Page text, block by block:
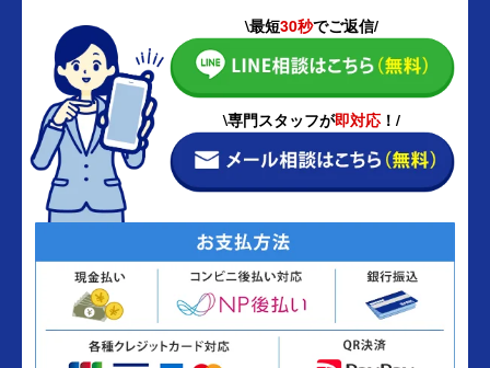
\最短30秒でご返信/
\専門スタッフが即対応 ！/